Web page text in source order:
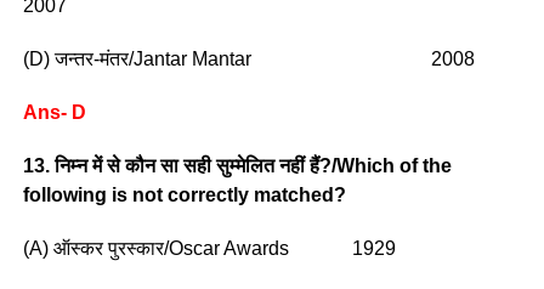
2007
(D) जन्तर-मंतर/Jantar Mantar 2008
Ans- D
13. निम्न में से कौन सा सही सुम्मेलित नहीं हैं?/Which of the
following is not correctly matched?
(A) ऑस्कर पुरस्कार/Oscar Awards 1929